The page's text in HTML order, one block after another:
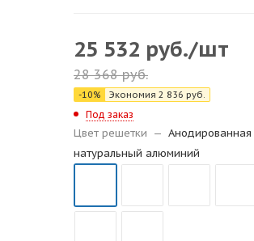
25 532 руб./шт
28 368руб.
-10% Экономия 2 836 руб.
Под заказ
Цвет решетки — Анодированная
натуральный алюминий